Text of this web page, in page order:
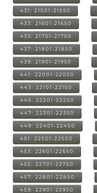
431: 21501-21550
433: 21601-21650
435: 21701-21750
437: 21801-21850
439: 21901-21950
441: 22001-22050
443: 22101-22150
445: 22201-22250
447: 22301-22350
449: 22401-22450
451: 22501-22550
453: 22601-22650
455: 22701-22750
457: 22801-22850
459: 22901-22950